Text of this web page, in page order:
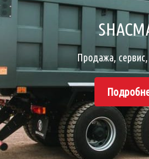
Продажа, сервис,